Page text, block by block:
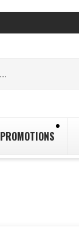
PROMOTIONS